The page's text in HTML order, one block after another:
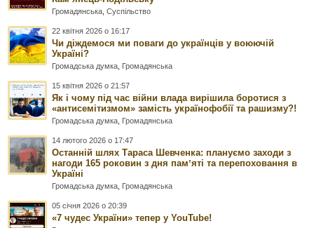
Громадянська ,Суспільство
22 квітня 2026 о 16:17
Чи діждемося ми поваги до українців у воюючій
Україні?
Громадська думка Громадянська
15 квітня 2026 о 21:57
Як і чому під час війни влада вирішила боротися з
«антисемітизмом» замість українофобії та рашизму?!
Громадська думка Громадянська
14 лютого 2026 о 17:47
Останній шлях Тараса Шевченка: плануємо заходи з
нагоди 165 роковин з дня памʼяті та перепоховання в
Україні
Громадська думка Громадянська
05 січня 2026 о 20:39
«7 чудес України» тепер у YouTube!